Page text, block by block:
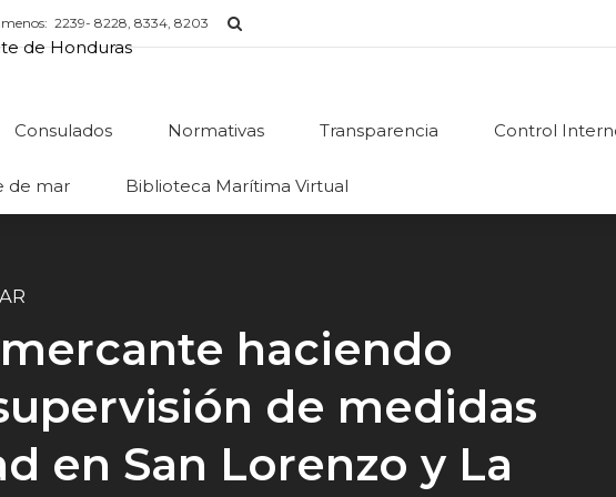
2239- 8228, 8334, 8203
Consulados Normativas Transparencia Control
de mar Biblioteca Marítima Virtual
haciendo
de medidas
en San Lorenzo y La